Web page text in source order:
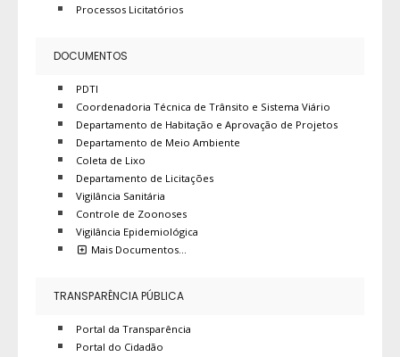
Processos Licitatórios
DOCUMENTOS
PDTI
Coordenadoria Técnica de Trânsito e Sistema Viário
Departamento de Habitação e Aprovação de Projetos
Departamento de Meio Ambiente
Coleta de Lixo
Departamento de Licitações
Vigilância Sanitária
Controle de Zoonoses
Vigilância Epidemiológica
Mais Documentos…
TRANSPARÊNCIA PÚBLICA
Portal da Transparência
Portal do Cidadão